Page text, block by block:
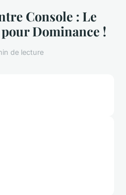
Console : Le
Dominance !
de lecture